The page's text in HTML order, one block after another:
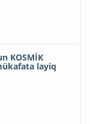
KOSMİK
layiq